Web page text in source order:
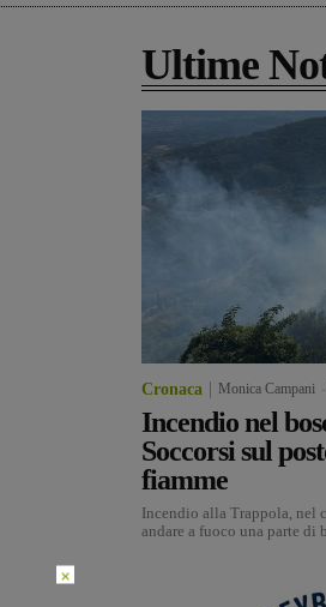
Ultime
Cronaca Monica Campani
Incendio nel
Soccorsi sul
fiamme
Incendio alla Trappola, nel
andare a fuoco una parte di
×